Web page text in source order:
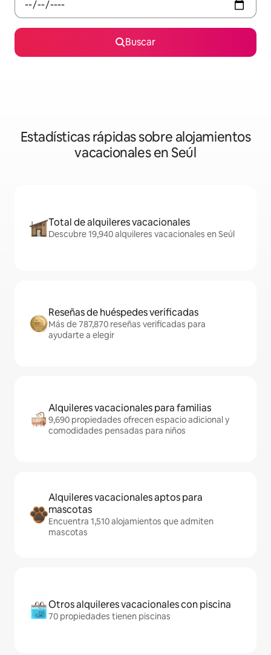
Buscar
Estadísticas rápidas sobre alojamientos
vacacionales en Seúl
Total de alquileres vacacionales
Descubre 19,940 alquileres vacacionales en Seúl
Reseñas de huéspedes verificadas
Más de 787,870 reseñas verificadas para
ayudarte a elegir
Alquileres vacacionales para familias
9,690 propiedades ofrecen espacio adicional y
comodidades pensadas para niños
Alquileres vacacionales aptos para
mascotas
Encuentra 1,510 alojamientos que admiten
mascotas
Otros alquileres vacacionales con piscina
70 propiedades tienen piscinas